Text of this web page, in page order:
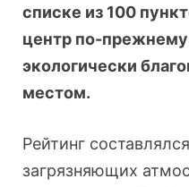
списке из 100
центр по-
экологически
местом.
Рейтинг
загрязняющих